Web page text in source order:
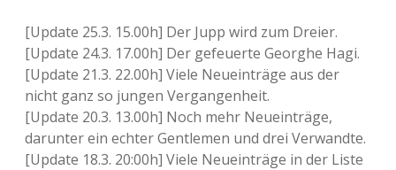
[Update 25.3. 15.00h] Der Jupp wird zum Dreier.
[Update 24.3. 17.00h] Der gefeuerte Georghe Hagi.
[Update 21.3. 22.00h] Viele Neueinträge aus der
nicht ganz so jungen Vergangenheit.
[Update 20.3. 13.00h] Noch mehr Neueinträge,
darunter ein echter Gentlemen und drei Verwandte.
[Update 18.3. 20:00h] Viele Neueinträge in der Liste